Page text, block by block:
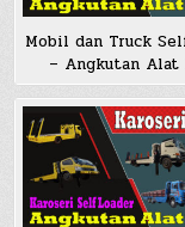
Mobil dan Truck
– Angkutan Alat